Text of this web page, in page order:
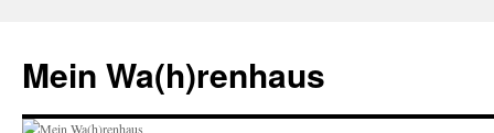
springen
Mein Wa(h)renhaus